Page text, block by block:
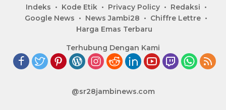
Indeks Kode Etik Privacy Policy
Redaksi
Google News
News Jambi28
Chiffre Lettre
Harga Emas Terbaru
Terhubung Dengan Kami
@sr28jambinews.com